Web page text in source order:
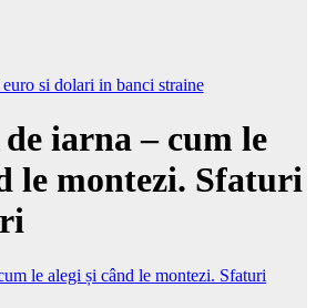
iarna – cum le
le montezi. Sfaturi